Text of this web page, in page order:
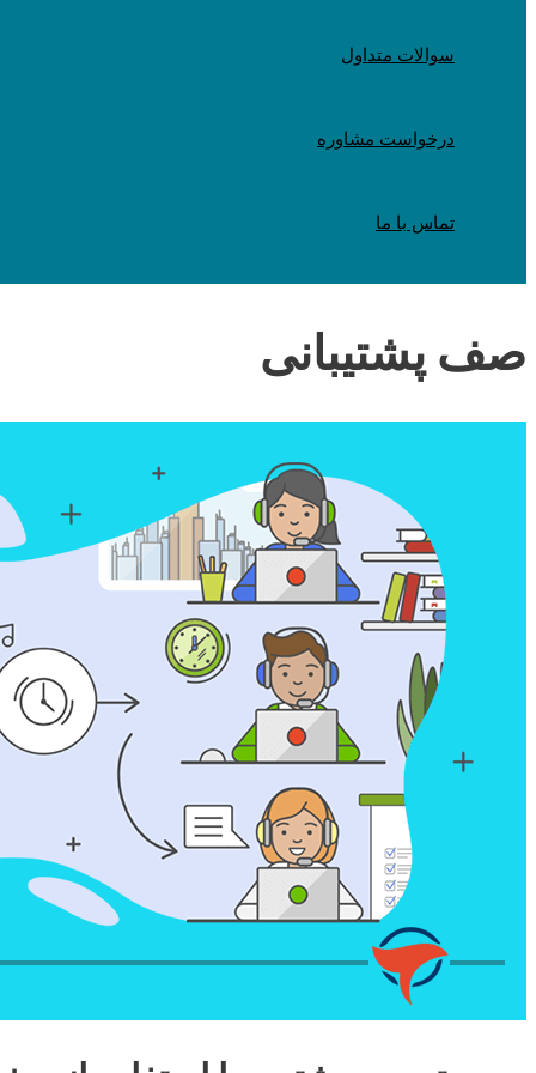
سوالات متداول
درخواست مشاوره
تماس با ما
صف پشتیبانی